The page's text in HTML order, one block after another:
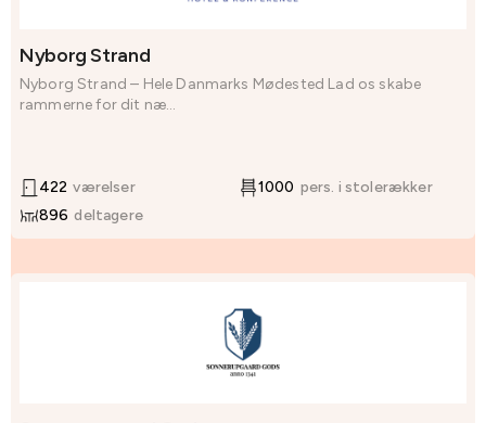
Nyborg Strand
Nyborg Strand – Hele Danmarks Mødested Lad os skabe
rammerne for dit næ...
422 værelser 1000 pers. i stolerækker
896 deltagere